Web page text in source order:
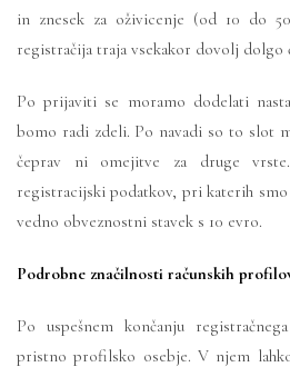
in znesek za oživicenje (od 10 do
registračija traja vsekakor dovolj dolgo
Po prijaviti se moramo dodelati
bomo radi zdeli. Po navadi so to slot
čeprav ni omejitve za druge
registracijski podatkov, pri katerih
vedno obveznostni stavek s 10 evro.
Podrobne značilnosti računskih
Po uspešnem končanju
pristno profilsko osebje. V njem